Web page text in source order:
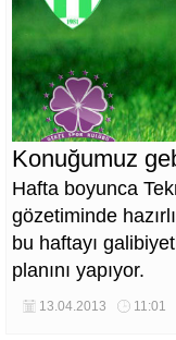
Konuğumuz
Hafta boyunca
gözetiminde
bu haftayı
planını yapıyor.
13.04.2013 11:01